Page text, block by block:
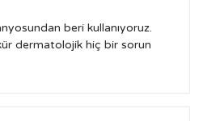
beri kullanıyoruz.
dermatolojik hiç bir sorun